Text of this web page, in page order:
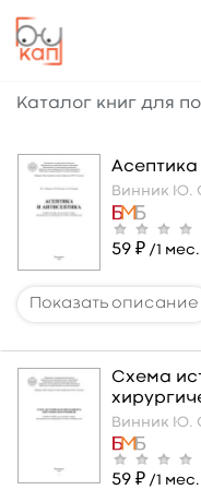
Каталог книг для
Асептика
Винник Ю.
59 ₽ /1 мес.
Схема
Винник Ю.
59 ₽ /1 мес.